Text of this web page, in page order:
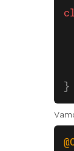
}